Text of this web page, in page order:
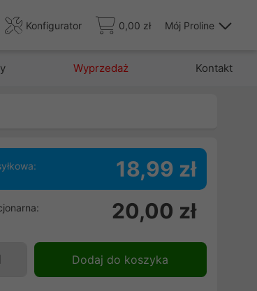
Konfigurator 0,00 zł Mój Proline
Wyprzedaż Kontakt
18,99 zł
20,00 zł
Dodaj do koszyka